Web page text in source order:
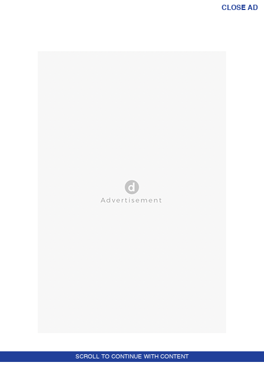
CLOSE AD
SCROLL TO CONTINUE WITH CONTENT